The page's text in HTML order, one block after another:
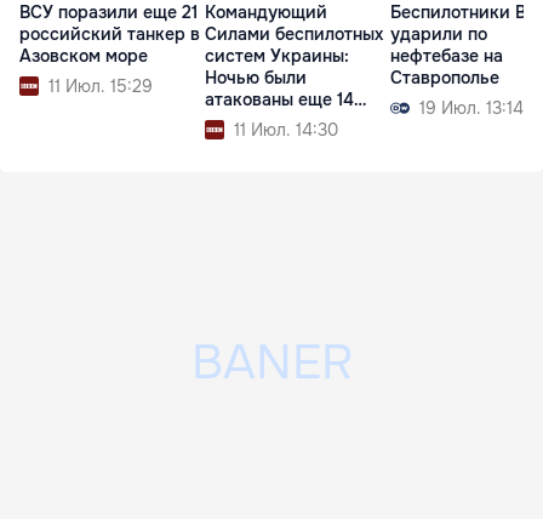
ВСУ поразили еще 21
российский танкер в
Азовском море
11 Июл. 15:29
Командующий
Силами беспилотных
систем Украины:
Ночью были
атакованы еще 14
судов РФ
11 Июл. 14:30
Беспилотники
ударили по
нефтебазе на
Ставрополье
19 Июл. 13:14